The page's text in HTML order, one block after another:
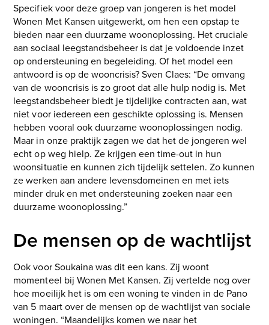
Specifiek voor deze groep van jongeren is het model
Wonen Met Kansen uitgewerkt, om hen een opstap te
bieden naar een duurzame woonoplossing. Het cruciale
aan sociaal leegstandsbeheer is dat je voldoende inzet
op ondersteuning en begeleiding. Of het model een
antwoord is op de wooncrisis? Sven Claes: “De omvang
van de wooncrisis is zo groot dat alle hulp nodig is. Met
leegstandsbeheer biedt je tijdelijke contracten aan, wat
niet voor iedereen een geschikte oplossing is. Mensen
hebben vooral ook duurzame woonoplossingen nodig.
Maar in onze praktijk zagen we dat het de jongeren wel
echt op weg hielp. Ze krijgen een time-out in hun
woonsituatie en kunnen zich tijdelijk settelen. Zo kunnen
ze werken aan andere levensdomeinen en met iets
minder druk en met ondersteuning zoeken naar een
duurzame woonoplossing.”
De mensen op de wachtlijst
Ook voor Soukaina was dit een kans. Zij woont
momenteel bij Wonen Met Kansen. Zij vertelde nog over
hoe moeilijk het is om een woning te vinden in de Pano
van 5 maart over de mensen op de wachtlijst van sociale
woningen. “Maandelijks komen we naar het